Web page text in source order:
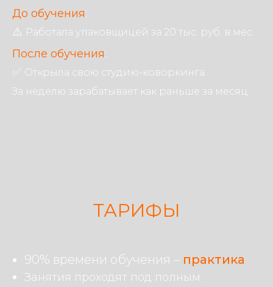
До обучения:
⚠️ Работала упаковщицей за 20 тыс. руб. в мес.
После обучения:
Открыла свою студию-коворкинга.
За неделю зарабатывает как раньше за месяц.
ТАРИФЫ
90% времени обучения – практика
Занятия проходят под полным